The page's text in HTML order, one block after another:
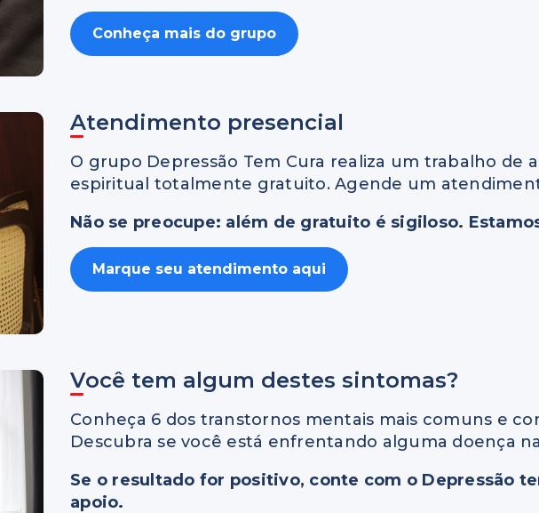
Conheça mais do grupo
Atendimento presencial
O grupo Depressão Tem Cura realiza um trabalho de
espiritual totalmente gratuito. Agende um
Não se preocupe: além de gratuito é sigiloso.
Marque seu atendimento aqui
Você tem algum destes sintomas?
Conheça 6 dos transtornos mentais mais comuns e
Descubra se você está enfrentando alguma doença
Se o resultado for positivo, conte com o Depressão
apoio.